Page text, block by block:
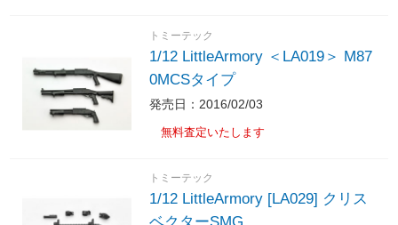
トミーテック
1/12 LittleArmory ＜LA019＞ M87
0MCSタイプ
発売日：2016/02/03
無料査定いたします
トミーテック
1/12 LittleArmory [LA029] クリス